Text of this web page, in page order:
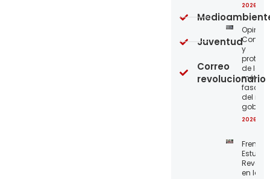
2026-
y
de los
del
2026-
Frente
en la
Juventud
Correo
revolucionario